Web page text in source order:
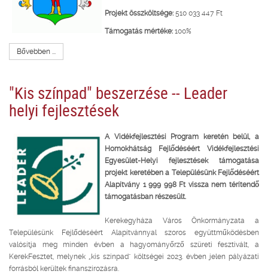
Projekt összköltsége: 510 033 447 Ft
Támogatás mértéke: 100%
Bővebben ...
"Kis színpad" beszerzése -- Leader
helyi fejlesztések
A Vidékfejlesztési Program keretén belül, a
Homokhátság Fejlődéséért Vidékfejlesztési
Egyesület-Helyi fejlesztések támogatása
projekt keretében a Településünk Fejlődéséért
Alapítvány 1 999 998 Ft vissza nem térítendő
támogatásban részesült.
Kerekegyháza Város Önkormányzata a
Településünk Fejlődéséért Alapítvánnyal szoros együttműködésben
valósítja meg minden évben a hagyományőrző szüreti fesztivált, a
KerekFesztet, melynek „kis színpad" költségei 2023. évben jelen pályázati
forrásból kerültek finanszírozásra.